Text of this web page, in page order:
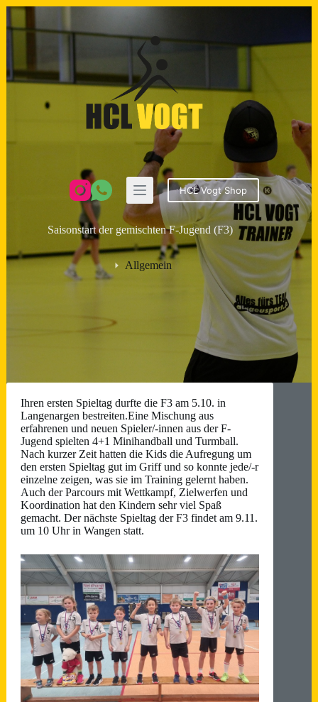
Zum
Inhalt
HCL Vogt Shop
Saisonstart der gemischten F-Jugend (F3)
Allgemein
Ihren ersten Spieltag durfte die F3 am 5.10. in
Langenargen bestreiten.Eine Mischung aus
erfahrenen und neuen Spieler/-innen aus der F-
Jugend spielten 4+1 Minihandball und Turmball.
Nach kurzer Zeit hatten die Kids die Aufregung um
den ersten Spieltag gut im Griff und so konnte jede/-r
einzelne zeigen, was sie im Training gelernt haben.
Auch der Parcours mit Wettkampf, Zielwerfen und
Koordination hat den Kindern sehr viel Spaß
gemacht. Der nächste Spieltag der F3 findet am 9.11.
um 10 Uhr in Wangen statt.